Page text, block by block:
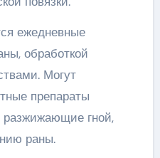
ежедневные
обработкой
Могут
препараты
разжижающие гной,
раны.